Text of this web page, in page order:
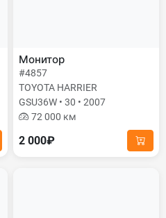
Монитор
#4857
TOYOTA HARRIER
GSU36W • 30 • 2007
72 000 км
2 000₽